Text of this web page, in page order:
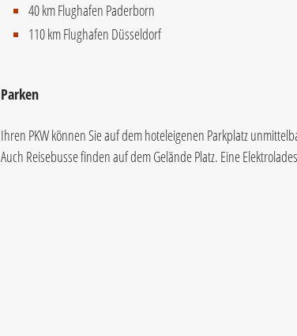
40 km Flughafen Paderborn
110 km Flughafen Düsseldorf
Parken
Ihren PKW können Sie auf dem hoteleigenen Parkplatz
Auch Reisebusse finden auf dem Gelände Platz. Eine